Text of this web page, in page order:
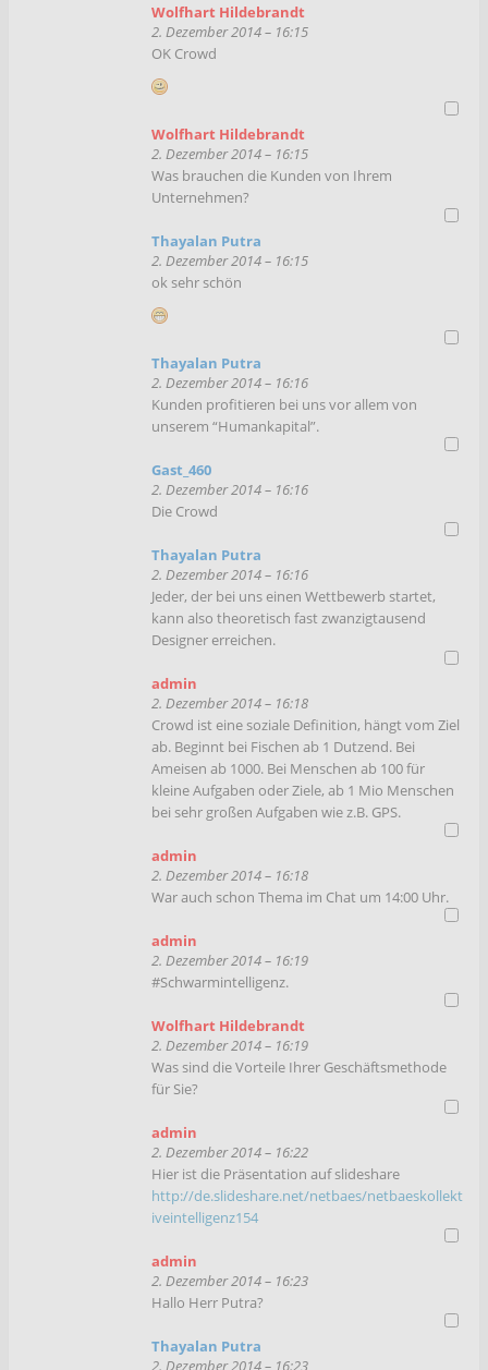
Wolfhart Hildebrandt
2. Dezember 2014 – 16:15
OK Crowd
Wolfhart Hildebrandt
2. Dezember 2014 – 16:15
Was brauchen die Kunden von Ihrem
Unternehmen?
Thayalan Putra
2. Dezember 2014 – 16:15
ok sehr schön
Thayalan Putra
2. Dezember 2014 – 16:16
Kunden profitieren bei uns vor allem von
unserem “Humankapital”.
Gast_460
2. Dezember 2014 – 16:16
Die Crowd
Thayalan Putra
2. Dezember 2014 – 16:16
Jeder, der bei uns einen Wettbewerb startet,
kann also theoretisch fast zwanzigtausend
Designer erreichen.
admin
2. Dezember 2014 – 16:18
Crowd ist eine soziale Definition, hängt vom Ziel
ab. Beginnt bei Fischen ab 1 Dutzend. Bei
Ameisen ab 1000. Bei Menschen ab 100 für
kleine Aufgaben oder Ziele, ab 1 Mio Menschen
bei sehr großen Aufgaben wie z.B. GPS.
admin
2. Dezember 2014 – 16:18
War auch schon Thema im Chat um 14:00 Uhr.
admin
2. Dezember 2014 – 16:19
#Schwarmintelligenz.
Wolfhart Hildebrandt
2. Dezember 2014 – 16:19
Was sind die Vorteile Ihrer Geschäftsmethode
für Sie?
admin
2. Dezember 2014 – 16:22
Hier ist die Präsentation auf slideshare
http://de.slideshare.net/netbaes/netbaeskollekt
iveintelligenz154
admin
2. Dezember 2014 – 16:23
Hallo Herr Putra?
Thayalan Putra
2. Dezember 2014 – 16:23